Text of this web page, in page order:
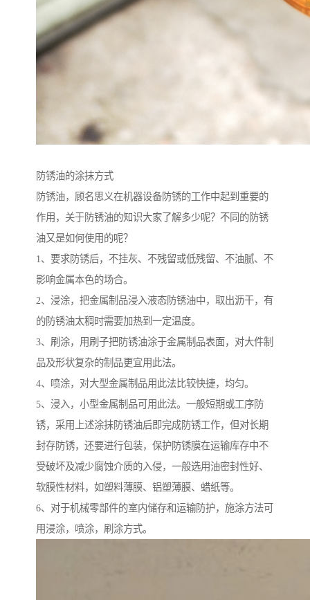
防锈油的涂抹方式
防锈油，顾名思义在机器设备防锈的工作中起到重要的
作用，关于防锈油的知识大家了解多少呢？不同的防锈
油又是如何使用的呢？
1、要求防锈后，不挂灰、不残留或低残留、不油腻、不
影响金属本色的场合。
2、浸涂，把金属制品浸入液态防锈油中，取出沥干，有
的防锈油太稠时需要加热到一定温度。
3、刷涂，用刷子把防锈油涂于金属制品表面，对大件制
品及形状复杂的制品更宜用此法。
4、喷涂，对大型金属制品用此法比较快捷，均匀。
5、浸入，小型金属制品可用此法。一般短期或工序防
锈，采用上述涂抹防锈油后即完成防锈工作，但对长期
封存防锈，还要进行包装，保护防锈膜在运输库存中不
受破坏及减少腐蚀介质的入侵，一般选用油密封性好、
软膜性材料，如塑料薄膜、铝塑薄膜、蜡纸等。
6、对于机械零部件的室内储存和运输防护，施涂方法可
用浸涂，喷涂，刷涂方式。